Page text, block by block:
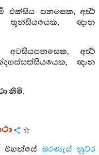
එක්සිය පනසෙක, අර්‍ත්‍ථ
තුන්සියයෙක, ඥාන
අටසියපනසෙක, අර්‍ත්‍ථ
ඥාන
නිමි.
වහන්සේ බරණැස් නුවර